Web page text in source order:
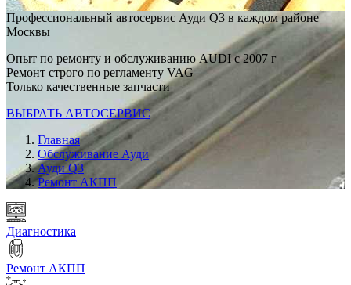
Профессиональный автосервис Ауди Q3 в каждом районе
Москвы
Опыт по ремонту и обслуживанию AUDI с 2007 г
Ремонт строго по регламенту VAG
Только качественные запчасти
ВЫБРАТЬ АВТОСЕРВИС
Главная
Обслуживание Ауди
Ауди Q3
Ремонт АКПП
Диагностика
Ремонт АКПП